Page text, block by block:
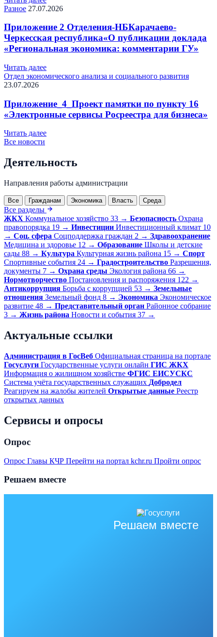
Разное 27.07.2026
Приложение 2 Отделения-НБКарачаево-
Черкесская республика«О публикации доклада
«Региональная экономика: комментарии ГУ»
Читать далее
Отдел экономического анализа и социального развития
23.07.2026
Приложение_4_Проект памятки по пункту 16
«Электронные сервисы Росреестра для бизнеса»
Читать далее
Все новости
Деятельность
Направления работы администрации
Все Гражданам Экономика Власть Среда
Все разделы
ЖКХ Коммунальное хозяйство 33 → Безопасность Охрана
правопорядка 19 → Инвестиции Инвестиционный климат 10
→ Соц. сфера Соцподдержка граждан 2 → Здравоохранение
Медицина и здоровье 12 → Образование Школы и детские
сады 88 → Культура Культурная жизнь района 15 → Спорт
Спортивные события 24 → Градостроительство Разрешения,
документы 7 → Охрана среды Экология района 66 →
Нормотворчество Постановления и распоряжения 122 →
Антикоррупция Борьба с коррупцией 53 → Земельные
отношения Земельный фонд 8 → Экономика Экономическое
развитие 48 → Представительный орган Районное собрание
3 → Жизнь района Новости и события 37 →
Актуальные ссылки
Администрация в ГосВеб Официальная страница на портале
Госуслуги Государственные услуги онлайн ГИС ЖКХ
Информация о жилищном хозяйстве ФГИС ЕИСУСКС
Система учёта государственных служащих Добродел
Реагируем на жалобы жителей Открытые данные Реестр
открытых данных
Сервисы и опросы
Опрос
Опрос Главы КЧР Перейти на портал kchr.ru Пройти опрос
Решаем вместе
Решаем вместе